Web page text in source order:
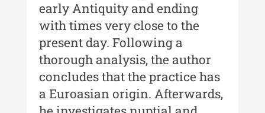
XXII / 2016
Indexul Complet
Anuarul Muzeului Etnografic al
Moldovei
Anuarul Muzeului Etnografic al
early Antiquity and ending
with times very close to the
present day. Following a
thorough analysis, the author
concludes that the practice has
a Euroasian origin. Afterwards,